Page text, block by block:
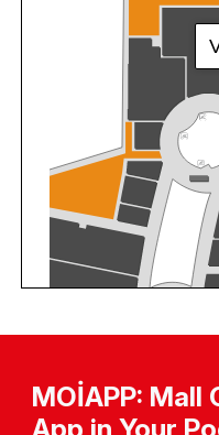
MOİAPP: Mall